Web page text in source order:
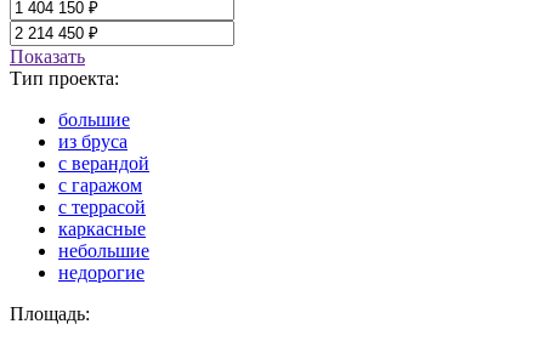
Показать
Тип проекта:
большие
из бруса
с верандой
с гаражом
с террасой
каркасные
небольшие
недорогие
Площадь: